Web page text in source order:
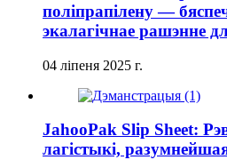
поліпрапілену —
экалагічнае рашэнне
04 ліпеня 2025 г.
JahooPak Slip Sheet:
лагістыкі,